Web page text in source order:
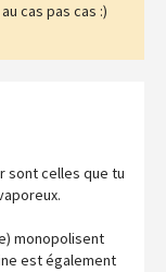
cas pas cas :)
sont celles que tu
monopolisent
est également